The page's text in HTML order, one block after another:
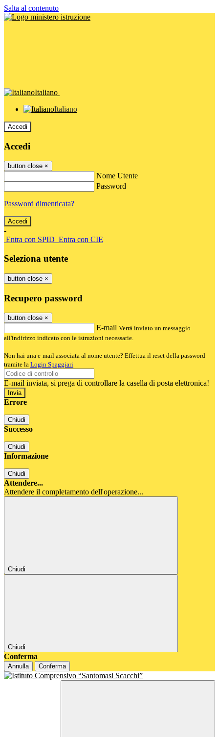
Salta al contenuto
Italiano
Italiano
Accedi
Accedi
button close ×
Nome Utente
Password
Password dimenticata?
-
Entra con SPID Entra con CIE
Seleziona utente
button close ×
Recupero password
button close ×
E-mail Verrà inviato un messaggio
all'indirizzo indicato con le istruzioni necessarie.
Non hai una e-mail associata al nome utente? Effettua il reset della password
tramite la Login Spaggiari
E-mail inviata, si prega di controllare la casella di posta elettronica!
Errore
Chiudi
Successo
Chiudi
Informazione
Chiudi
Attendere...
Attendere il completamento dell'operazione...
Chiudi
Chiudi
Conferma
Annulla Conferma